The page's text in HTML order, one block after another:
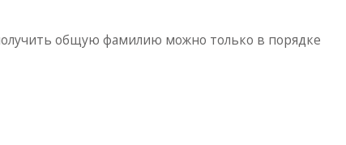
общую фамилию можно только в порядке